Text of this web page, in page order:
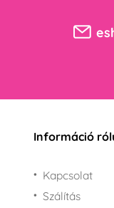
Információ
Kapcsolat
Szálítás